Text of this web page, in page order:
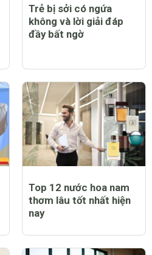
Trẻ bị sởi có ngứa
không và lời giải đáp
đầy bất ngờ
Top 12 nước hoa nam
thơm lâu tốt nhất hiện
nay